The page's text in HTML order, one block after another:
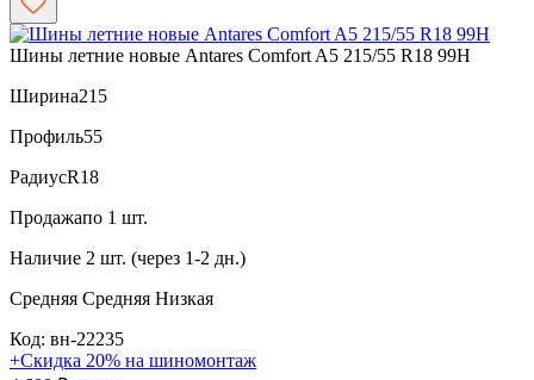
Шины летние новые Antares Comfort A5 215/55 R18 99H
Ширина215
Профиль55
РадиусR18
Продажапо 1 шт.
Наличие 2 шт. (через 1-2 дн.)
Средняя Средняя Низкая
Код: вн-22235
+Скидка 20% на шиномонтаж